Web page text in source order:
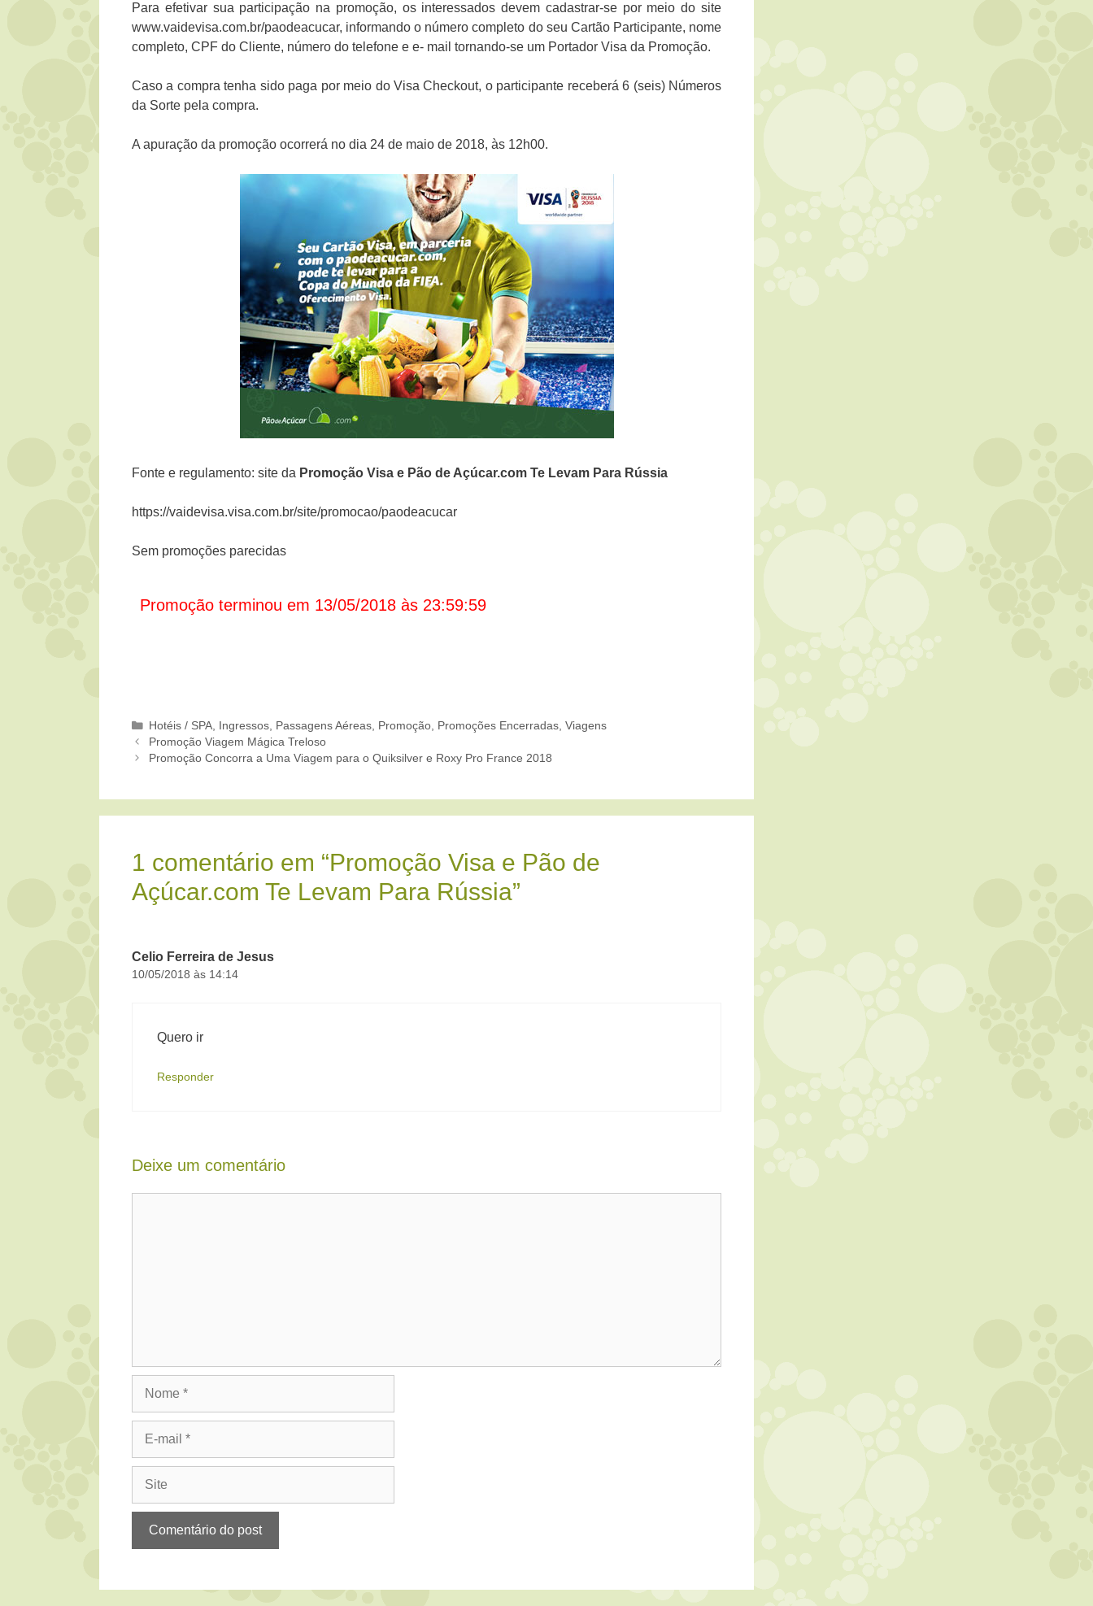
Para efetivar sua participação na promoção, os interessados devem cadastrar-se por meio do site
www.vaidevisa.com.br/paodeacucar, informando o número completo do seu Cartão Participante, nome
completo, CPF do Cliente, número do telefone e e- mail tornando-se um Portador Visa da Promoção.
Caso a compra tenha sido paga por meio do Visa Checkout, o participante receberá 6 (seis) Números
da Sorte pela compra.
A apuração da promoção ocorrerá no dia 24 de maio de 2018, às 12h00.
Fonte e regulamento: site da Promoção Visa e Pão de Açúcar.com Te Levam Para Rússia
https://vaidevisa.visa.com.br/site/promocao/paodeacucar
Sem promoções parecidas
Promoção terminou em 13/05/2018 às 23:59:59
Categorias
Hotéis / SPA Ingressos Passagens Aéreas Promoção Promoções Encerradas ,Viagens
Promoção Viagem Mágica Treloso
Promoção Concorra a Uma Viagem para o Quiksilver e Roxy Pro France 2018
1 comentário em “Promoção Visa e Pão de
Açúcar.com Te Levam Para Rússia”
Celio Ferreira de Jesus
10/05/2018 às 14:14
Quero ir
Responder
Deixe um comentário